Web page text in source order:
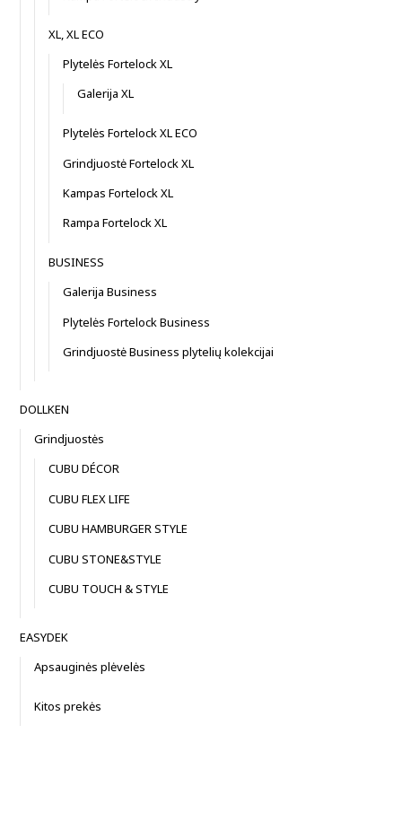
XL, XL ECO
Plytelės Fortelock XL
Galerija XL
Plytelės Fortelock XL ECO
Grindjuostė Fortelock XL
Kampas Fortelock XL
Rampa Fortelock XL
BUSINESS
Galerija Business
Plytelės Fortelock Business
Grindjuostė Business plytelių kolekcijai
DOLLKEN
Grindjuostės
CUBU DÉCOR
CUBU FLEX LIFE
CUBU HAMBURGER STYLE
CUBU STONE&STYLE
CUBU TOUCH & STYLE
EASYDEK
Apsauginės plėvelės
Kitos prekės